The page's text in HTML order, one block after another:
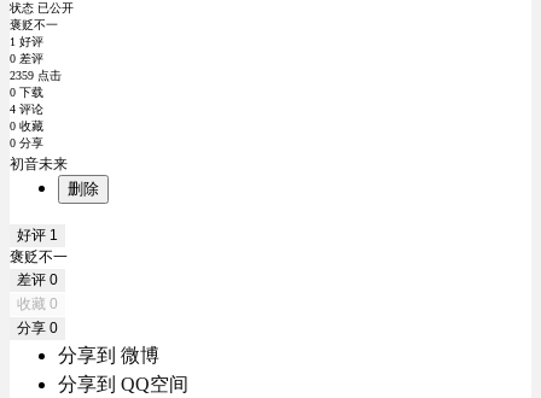
状态 已公开
褒贬不一
1 好评
0 差评
2359 点击
0 下载
4 评论
0 收藏
0 分享
初音未来
删除
好评 1
褒贬不一
差评 0
收藏 0
分享 0
分享到 微博
分享到 QQ空间